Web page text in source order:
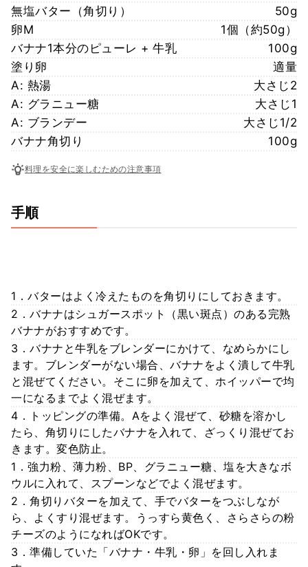
無塩バター（角切り）
50g
卵M
1個（約50g）
バナナ1本分のピューレ + 牛乳
100g
塗り卵
適量
A: 熱湯
大さじ2
A: グラニュー糖
大さじ1
A: ブランデー
大さじ1/2
バナナ角切り
100g
料理を安全に楽しむための注意事項
手順
1．バターはよく冷えたものを角切りにしておきます。
2．バナナはシュガースポット（黒い斑点）のある完熟
バナナがおすすめです。
3．バナナと牛乳をブレンダーにかけて、なめらかにし
ます。ブレンダーがない場合、バナナをよく潰して牛乳
と混ぜてください。そこに卵を加えて、ホイッパーで均
一になるまでよく混ぜます。
4．トッピングの準備。Aをよく混ぜて、砂糖を溶かし
たら、角切りにしたバナナを入れて、ざっくり混ぜてお
きます。変色防止。
1．強力粉、薄力粉、BP、グラニュー糖、塩を大きなボ
ウルに入れて、スプーンなどでよく混ぜます。
2．角切りバターを加えて、手でバターをつぶしなが
ら、よくすり混ぜます。うっすら黄色く、さらさらの粉
チーズのようになればOKです。
3．準備していた「バナナ・牛乳・卵」を回し入れま